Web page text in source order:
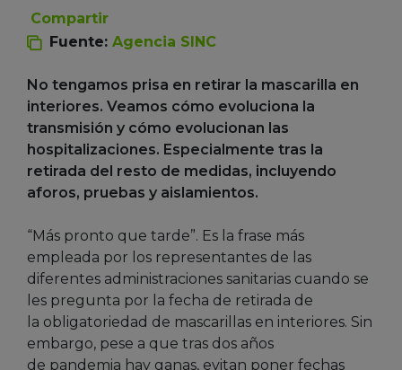
Compartir
Fuente: Agencia SINC
No tengamos prisa en retirar la mascarilla en
interiores. Veamos cómo evoluciona la
transmisión y cómo evolucionan las
hospitalizaciones. Especialmente tras la
retirada del resto de medidas, incluyendo
aforos, pruebas y aislamientos.
“Más pronto que tarde”. Es la frase más
empleada por los representantes de las
diferentes administraciones sanitarias cuando se
les pregunta por la fecha de retirada de
la obligatoriedad de mascarillas en interiores. Sin
embargo, pese a que tras dos años
de pandemia hay ganas, evitan poner fechas